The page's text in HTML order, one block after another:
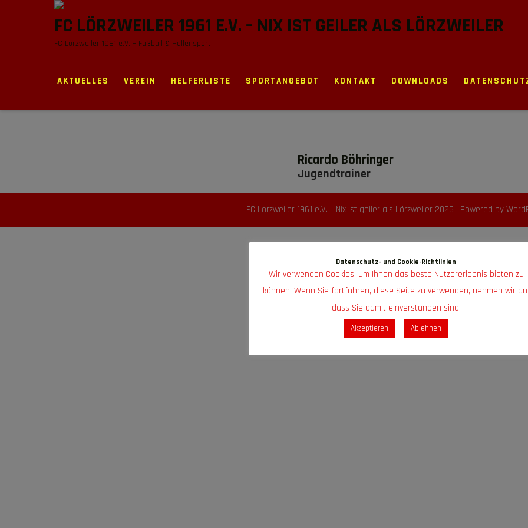
FC LÖRZWEILER 1961 E.V. – NIX IST GEILER ALS LÖRZWEILER
FC Lörzweiler 1961 e.V. – Fußball & Hallensport
AKTUELLES VEREIN HELFERLISTE SPORTANGEBOT KONTAKT DOWNLOADS
Ricardo Böhringer
Jugendtrainer
FC Lörzweiler 1961 e.V. – Nix ist geiler als Lörzweiler 2026 . Powered by
Datenschutz- und Cookie-Richtlinien
Wir verwenden Cookies, um Ihnen das beste Nutzererlebnis bieten zu
können. Wenn Sie fortfahren, diese Seite zu verwenden, nehmen wir
dass Sie damit einverstanden sind.
Akzeptieren Ablehnen